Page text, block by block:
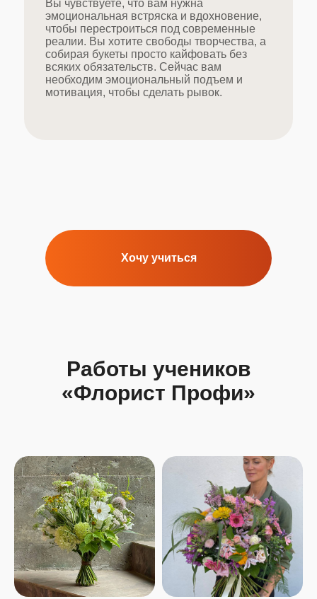
Вы чувствуете, что вам нужна
эмоциональная встряска и вдохновение,
чтобы перестроиться под современные
реалии. Вы хотите свободы творчества, а
собирая букеты просто кайфовать без
всяких обязательств. Сейчас вам
необходим эмоциональный подъем и
мотивация, чтобы сделать рывок.
Хочу учиться
Работы учеников
«Флорист Профи»